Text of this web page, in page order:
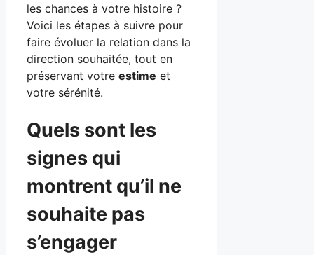
les chances à votre histoire ?
Voici les étapes à suivre pour
faire évoluer la relation dans la
direction souhaitée, tout en
préservant votre estime et
votre sérénité.
Quels sont les
signes qui
montrent qu’il ne
souhaite pas
s’engager